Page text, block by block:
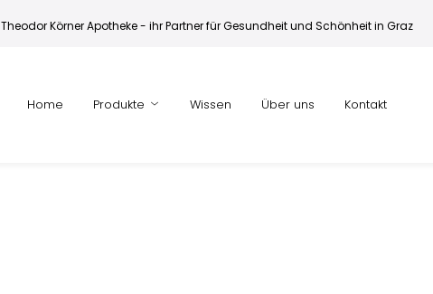
Theodor Körner Apotheke - ihr Partner für Gesundheit und Schönheit in Graz
Home Produkte Wissen Über uns Kontakt